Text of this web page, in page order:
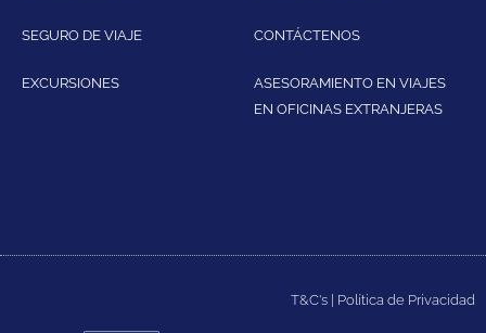
SEGURO DE VIAJE
EXCURSIONES
CONTÁCTENOS
ASESORAMIENTO EN VIAJES
EN OFICINAS EXTRANJERAS
T&C's | Política de Privacidad